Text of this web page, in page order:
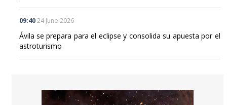
09:40 24 June 2026
Ávila se prepara para el eclipse y consolida su apuesta por el
astroturismo